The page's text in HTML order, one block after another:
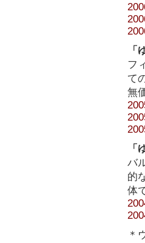
フ
て
無
バ
的
体
＊